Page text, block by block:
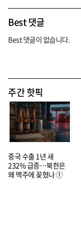
Best 댓글
Best 댓글이 없습니다.
주간 핫픽
중국 수출 1년 새
232% 급증…북한은
왜 맥주에 꽂혔나 ①